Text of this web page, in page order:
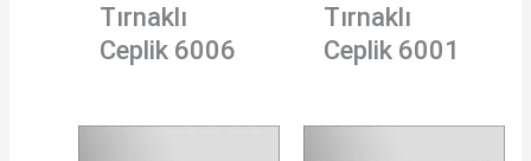
Tırnaklı
Ceplik 6006
Tırnaklı
Ceplik 6001